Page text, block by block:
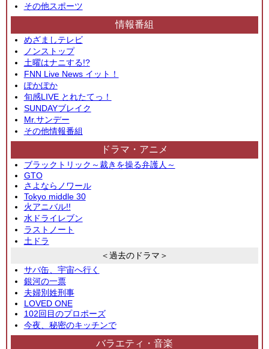
その他スポーツ
情報番組
めざましテレビ
ノンストップ
土曜はナニする!?
FNN Live News イット！
ぽかぽか
旬感LIVE とれたてっ！
SUNDAYブレイク
Mr.サンデー
その他情報番組
ドラマ・アニメ
ブラックトリック～裁きを操る弁護人～
GTO
さよならノワール
Tokyo middle 30
火アニバル!!
水ドライレブン
ラストノート
土ドラ
＜過去のドラマ＞
サバ缶、宇宙へ行く
銀河の一票
夫婦別姓刑事
LOVED ONE
102回目のプロポーズ
今夜、秘密のキッチンで
バラエティ・音楽